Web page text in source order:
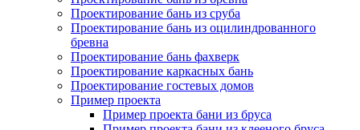
Проектирование бань из сруба
Проектирование бань из оцилиндрованного
бревна
Проектирование бань фахверк
Проектирование каркасных бань
Проектирование гостевых домов
Пример проекта
Пример проекта бани из бруса